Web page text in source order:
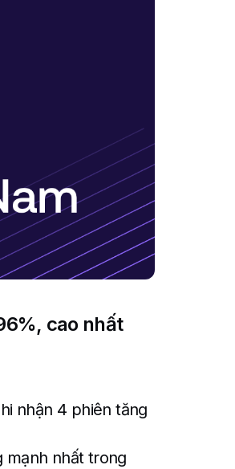
cao nhất
nhận 4 phiên tăng
mạnh nhất trong